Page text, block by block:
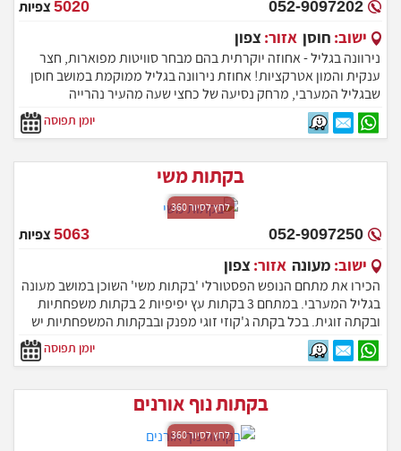
052-9097202
5020צפיות
ישוב: חוסן אזור:צפון
נירוונה בגליל - אחוזה יוקרתית בהם מבחר סוויטות מפוארות, חצר
ענקית והמון אטרקציות! אחוזת נירוונה בגליל ממוקמת במושב חוסן
שבגליל המערבי, מרחק נסיעה של כחצי שעה מהעיר נהרייה
יומן תפוסה
בקתות משי
לחץ לסיור 360
052-9097250
5063צפיות
ישוב: מעונה אזור:צפון
הכירו את מתחם הנופש הפסטורלי 'בקתות משי' השוכן במושב מעונה
בגליל המערבי. במתחם 3 בקתות עץ יפיפיות 2 בקתות משפחתיות
ובקתה זוגית. בכל בקתה ג'קוזי זוגי מפנק ובבקתות המשפחתיות יש
חדר ילדים נפרד. חצר מדהימה ומטופחת עם בריכת שחיה, ג'קוזי
ספא, סאונה ועוד. מחכים לארח אתכם ברוחב לב!
יומן תפוסה
בקתות נוף אורנים
לחץ לסיור 360